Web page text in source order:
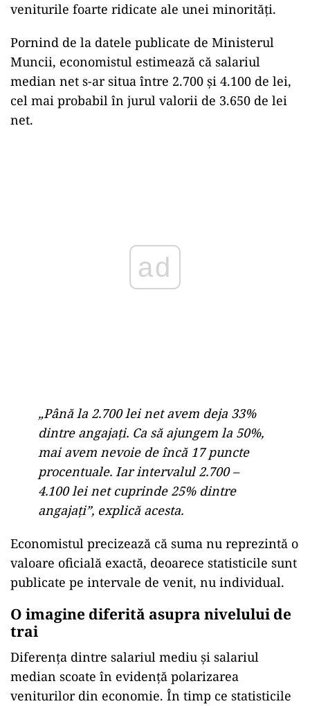
veniturile foarte ridicate ale unei minorități.
Pornind de la datele publicate de Ministerul
Muncii, economistul estimează că salariul
median net s-ar situa între 2.700 și 4.100 de lei,
cel mai probabil în jurul valorii de 3.650 de lei
net.
ad
„Până la 2.700 lei net avem deja 33%
dintre angajați. Ca să ajungem la 50%,
mai avem nevoie de încă 17 puncte
procentuale. Iar intervalul 2.700 –
4.100 lei net cuprinde 25% dintre
angajați”, explică acesta.
Economistul precizează că suma nu reprezintă o
valoare oficială exactă, deoarece statisticile sunt
publicate pe intervale de venit, nu individual.
O imagine diferită asupra nivelului de
trai
Diferența dintre salariul mediu și salariul
median scoate în evidență polarizarea
veniturilor din economie. În timp ce statisticile